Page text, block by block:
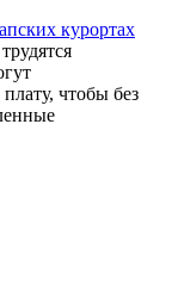
курортах
чтобы без